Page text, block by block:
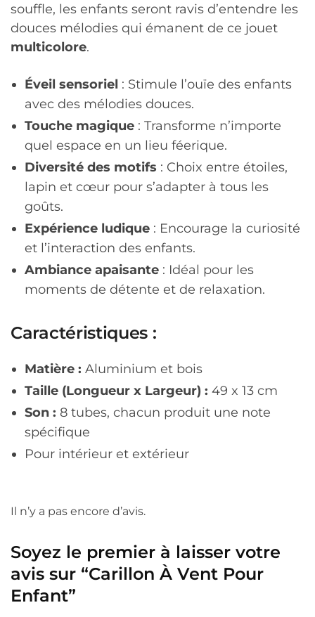
souffle, les enfants seront ravis d’entendre les
douces mélodies qui émanent de ce jouet
multicolore.
Éveil sensoriel : Stimule l’ouïe des enfants
avec des mélodies douces.
Touche magique : Transforme n’importe
quel espace en un lieu féerique.
Diversité des motifs : Choix entre étoiles,
lapin et cœur pour s’adapter à tous les
goûts.
Expérience ludique : Encourage la curiosité
et l’interaction des enfants.
Ambiance apaisante : Idéal pour les
moments de détente et de relaxation.
Caractéristiques :
Matière : Aluminium et bois
Taille (Longueur x Largeur) : 49 x 13 cm
Son : 8 tubes, chacun produit une note
spécifique
Pour intérieur et extérieur
Il n’y a pas encore d’avis.
Soyez le premier à laisser votre
avis sur “Carillon À Vent Pour
Enfant”